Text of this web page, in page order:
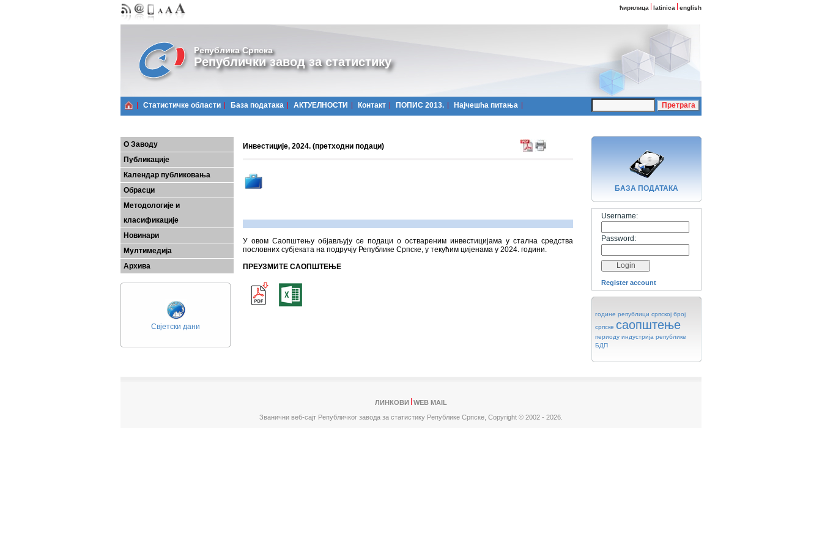
ћирилица latinica english
Република Српска
Републички завод за статистику
Статистичке области Базa података АКТУЕЛНОСТИ Контакт ПОПИС 2013. Најчешћa питања
О Заводу
Публикације
Календар публиковања
Обрасци
Методологије и
класификације
Новинари
Мултимедија
Архива
Свјетски дани
Инвестиције, 2024. (претходни подаци)
У овом Саопштењу објављују се подаци о оствареним инвестицијама у стална средства
пословних субјеката на подручју Републике Српске, у текућим цијенама у 2024. години.
ПРЕУЗМИТЕ САОПШТЕЊЕ
БАЗA ПОДАТАКА
Username:
Password:
Register account
године републици српској број
српске саопштење
периоду индустрија републике
БДП
ЛИНКОВИ
WEB MAIL
Званични веб-сајт Републичког завода за статистику Републике Српске, Copyright © 2002 - 2026.